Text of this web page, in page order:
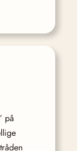
på